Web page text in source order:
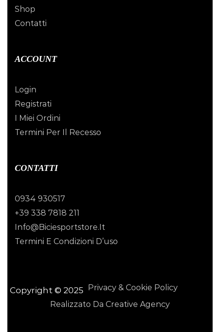
Shop
Contatti
ACCOUNT
Login
Registrati
I Miei Ordini
Termini Per Il Recesso
CONTATTI
0934 930517
+39 338 7818 211
Info@biciesportstore.it
Termini E Condizioni D’uso
Copyright © 2025 Privacy & Cookie Policy
Realizzato Da Creative Agency